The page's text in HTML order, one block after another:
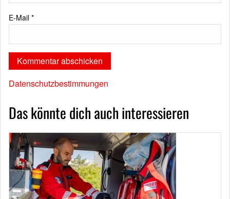
E-Mail *
Datenschutzbestimmungen
Das könnte dich auch interessieren